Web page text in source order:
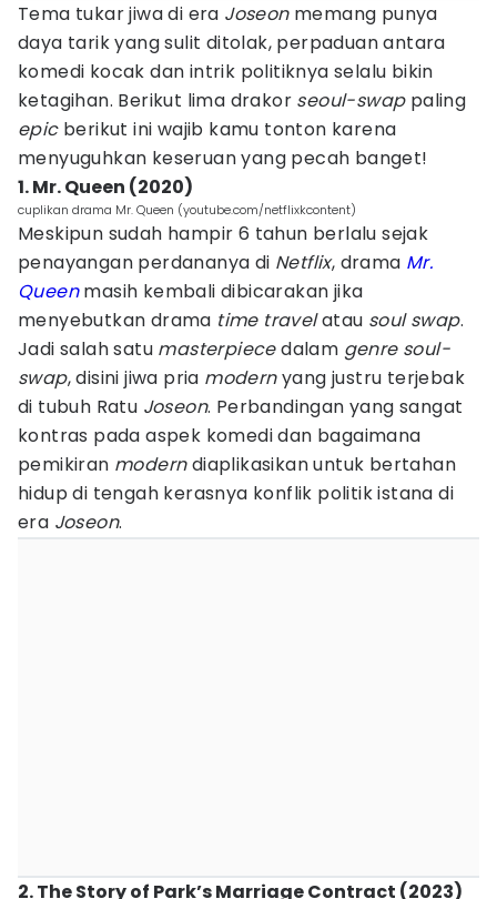
Tema tukar jiwa di era Joseonmemang punya
daya tarik yang sulit ditolak, perpaduan antara
komedi kocak dan intrik politiknya selalu bikin
ketagihan. Berikut lima drakor seoul-swappaling
epicberikut ini wajib kamu tonton karena
menyuguhkan keseruan yang pecah banget!
1. Mr. Queen (2020)
cuplikan drama Mr. Queen (youtube.com/netflixkcontent)
Meskipun sudah hampir 6 tahun berlalu sejak
penayangan perdananya di Netflix, drama Mr.
Queenmasih kembali dibicarakan jika
menyebutkan drama time travelatau soul swap.
Jadi salah satu masterpiecedalam genre soul-
swap, disini jiwa pria modernyang justru terjebak
di tubuh Ratu Joseon. Perbandingan yang sangat
kontras pada aspek komedi dan bagaimana
pemikiran moderndiaplikasikan untuk bertahan
hidup di tengah kerasnya konflik politik istana di
era Joseon.
2. The Story of Park’s Marriage Contract (2023)